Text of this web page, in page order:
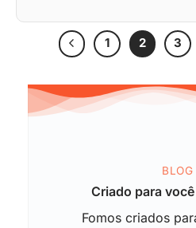
1 2 3
BLOG
Criado para
Fomos criados